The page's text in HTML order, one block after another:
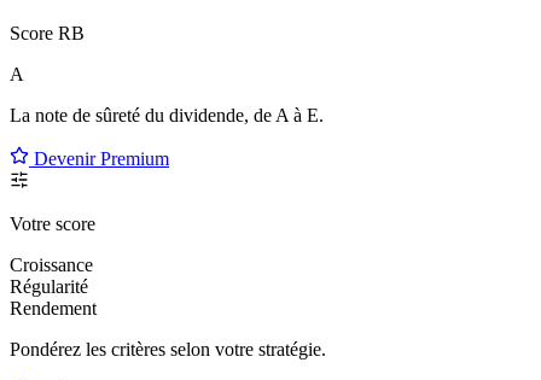
Score RB
A
La note de sûreté du dividende, de A à E.
Devenir Premium
Votre score
Croissance
Régularité
Rendement
Pondérez les critères selon votre stratégie.